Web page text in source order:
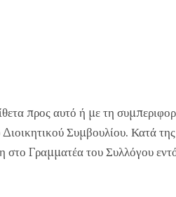
προς αυτό ή με τη
Συμβουλίου. Κατά
στο Γραμματέα του Συλλόγου